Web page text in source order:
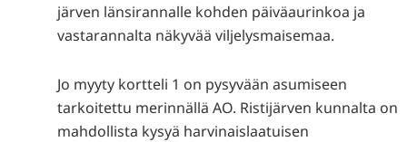
järven länsirannalle kohden päiväaurinkoa ja
vastarannalta näkyvää viljelysmaisemaa.
Jo myyty kortteli 1 on pysyvään asumiseen
tarkoitettu merinnällä AO. Ristijärven kunnalta on
mahdollista kysyä harvinaislaatuisen